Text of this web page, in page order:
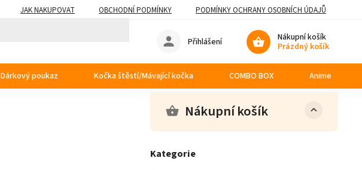
JAK NAKUPOVAT OBCHODNÍ PODMÍNKY PODMÍNKY OCHRANY OSOBNÍCH ÚDAJŮ
Nákupní košík
Prázdný košík
Přihlášení
Dárkový poukaz Kočka štěstí/Mávající kočka COMBO BOX Anime
Nákupní košík
Kategorie